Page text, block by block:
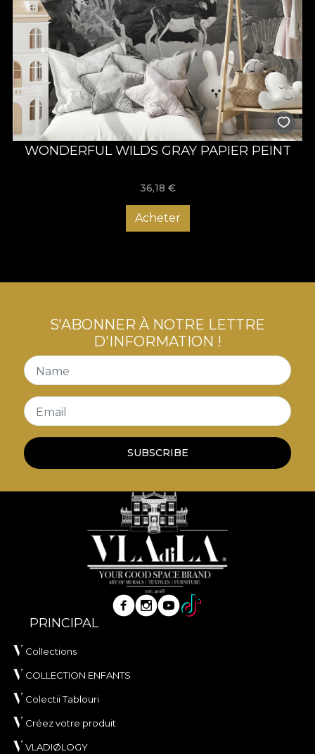
WONDERFUL WILDS GRAY PAPIER PEINT
36,18 €
Acheter
S'ABONNER À NOTRE LETTRE
D'INFORMATION !
Name
Email
SUBSCRIBE
PRINCIPAL
Collections
COLLECTION ENFANTS
Colectii Tablouri
Créez votre produit
VLADIØLOGY